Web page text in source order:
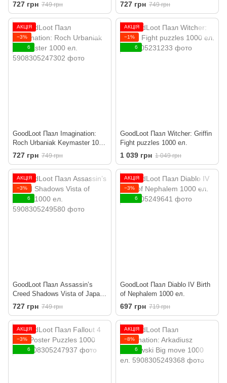
727 грн 749 грн 727 грн 749 грн
АКЦІЯ
−3%
6
GoodLoot Пазл Imagination:
Roch Urbaniak Keymaster 1000
ел.
727 грн 749 грн
АКЦІЯ
−1%
6
GoodLoot Пазл Witcher: Griffin
Fight puzzles 1000 ел.
1 039 грн 1 049 грн
АКЦІЯ
−3%
6
GoodLoot Пазл Assassin’s
Creed Shadows Vista of Japan
1000 ел.
727 грн 749 грн
АКЦІЯ
−3%
6
GoodLoot Пазл Diablo IV Birth
of Nephalem 1000 ел.
697 грн 719 грн
АКЦІЯ
−3%
6
АКЦІЯ
−8%
6